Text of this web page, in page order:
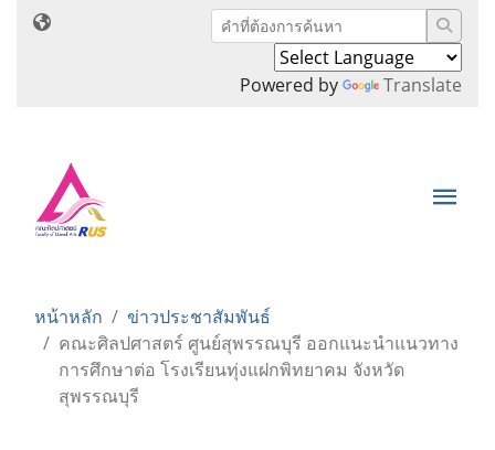
Powered by Translate
หน้าหลัก
ข่าวประชาสัมพันธ์
คณะศิลปศาสตร์ ศูนย์สุพรรณบุรี ออกแนะนำแนวทาง
การศึกษาต่อ โรงเรียนทุ่งแฝกพิทยาคม จังหวัด
สุพรรณบุรี